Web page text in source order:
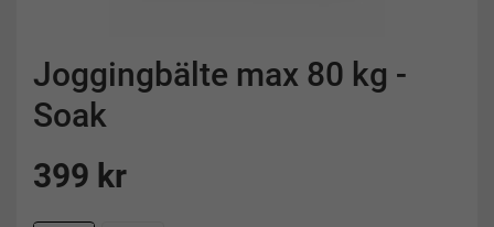
Joggingbälte max 80 kg -
Soak
399 kr